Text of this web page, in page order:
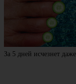
За 5 дней исчезнет